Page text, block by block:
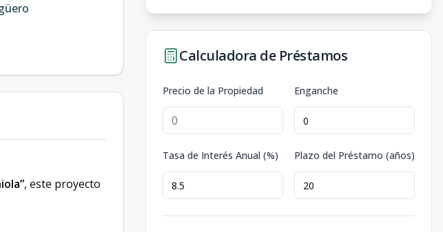
, este proyecto
Calculadora de Préstamos
Precio de la Propiedad Enganche
Tasa de Interés Anual (%) Plazo del Préstamo (años)